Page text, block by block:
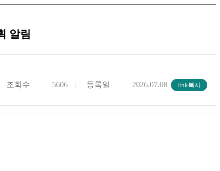
알림
조회수 5606 등록일 2026.07.08